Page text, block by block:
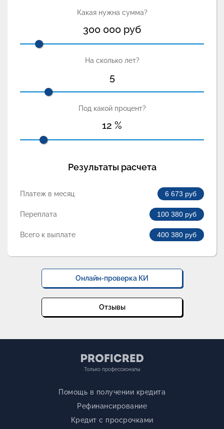
Какая нужна сумма?
300 000 руб
На сколько лет?
5
Под какой процент?
12 %
Результаты расчета
Платеж в месяц 6 673 руб
Переплата 100 380 руб
Всего к выплате 400 380 руб
Онлайн-проверка КИ
Отзывы
Только профессионалы
Помощь в получении кредита
Рефинансирование
Кредит с просрочками